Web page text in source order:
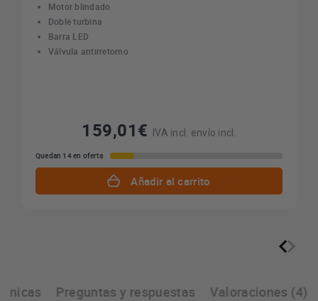
Motor blindado
Doble turbina
Barra LED
Válvula antirretorno
159,01€ IVA incl. envío incl.
Quedan 14 en oferta
Añadir al carrito
Preguntas y respuestas Valoraciones (4)